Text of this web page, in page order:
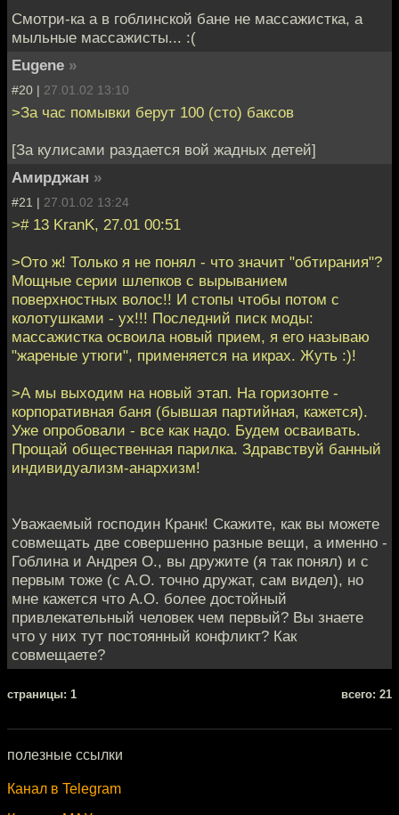
Смотри-ка а в гоблинской бане не массажистка, а
мыльные массажисты... :(
Eugene »
#20 | 27.01.02 13:10
>За час помывки берут 100 (сто) баксов
[За кулисами раздается вой жадных детей]
Амирджан »
#21 | 27.01.02 13:24
># 13 KranK, 27.01 00:51
>Ото ж! Только я не понял - что значит "обтирания"?
Мощные серии шлепков с вырыванием
поверхностных волос!! И стопы чтобы потом с
колотушками - ух!!! Последний писк моды:
массажистка освоила новый прием, я его называю
"жареные утюги", применяется на икрах. Жуть :)!
>А мы выходим на новый этап. На горизонте -
корпоративная баня (бывшая партийная, кажется).
Уже опробовали - все как надо. Будем осваивать.
Прощай общественная парилка. Здравствуй банный
индивидуализм-анархизм!
Уважаемый господин Кранк! Скажите, как вы можете
совмещать две совершенно разные вещи, а именно -
Гоблина и Андрея О., вы дружите (я так понял) и с
первым тоже (с А.О. точно дружат, сам видел), но
мне кажется что А.О. более достойный
привлекательный человек чем первый? Вы знаете
что у них тут постоянный конфликт? Как
совмещаете?
cтраницы: 1 всего: 21
полезные ссылки
Канал в Telegram